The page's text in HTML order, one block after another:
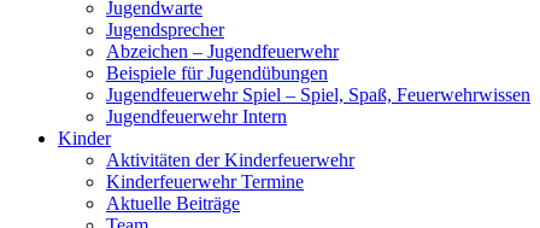
Jugendwarte
Jugendsprecher
Abzeichen – Jugendfeuerwehr
Beispiele für Jugendübungen
Jugendfeuerwehr Spiel – Spiel, Spaß, Feuerwehrwissen
Jugendfeuerwehr Intern
Kinder
Aktivitäten der Kinderfeuerwehr
Kinderfeuerwehr Termine
Aktuelle Beiträge